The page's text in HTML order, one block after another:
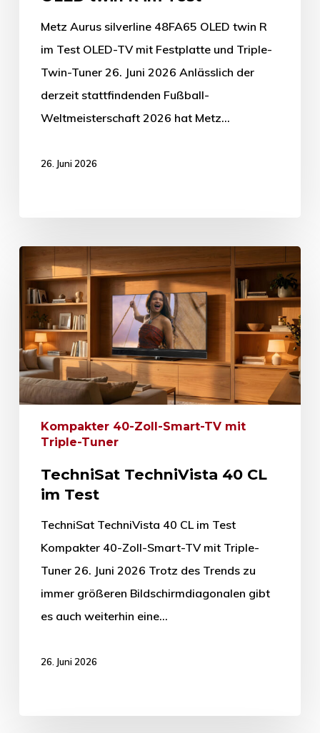
Metz Aurus silverline 48FA65 OLED twin R
im Test OLED-TV mit Festplatte und Triple-
Twin-Tuner 26. Juni 2026 Anlässlich der
derzeit stattfindenden Fußball-
Weltmeisterschaft 2026 hat Metz…
26. Juni 2026
Kompakter 40-Zoll-Smart-TV mit
Triple-Tuner
TechniSat TechniVista 40 CL
im Test
TechniSat TechniVista 40 CL im Test
Kompakter 40-Zoll-Smart-TV mit Triple-
Tuner 26. Juni 2026 Trotz des Trends zu
immer größeren Bildschirmdiagonalen gibt
es auch weiterhin eine…
26. Juni 2026